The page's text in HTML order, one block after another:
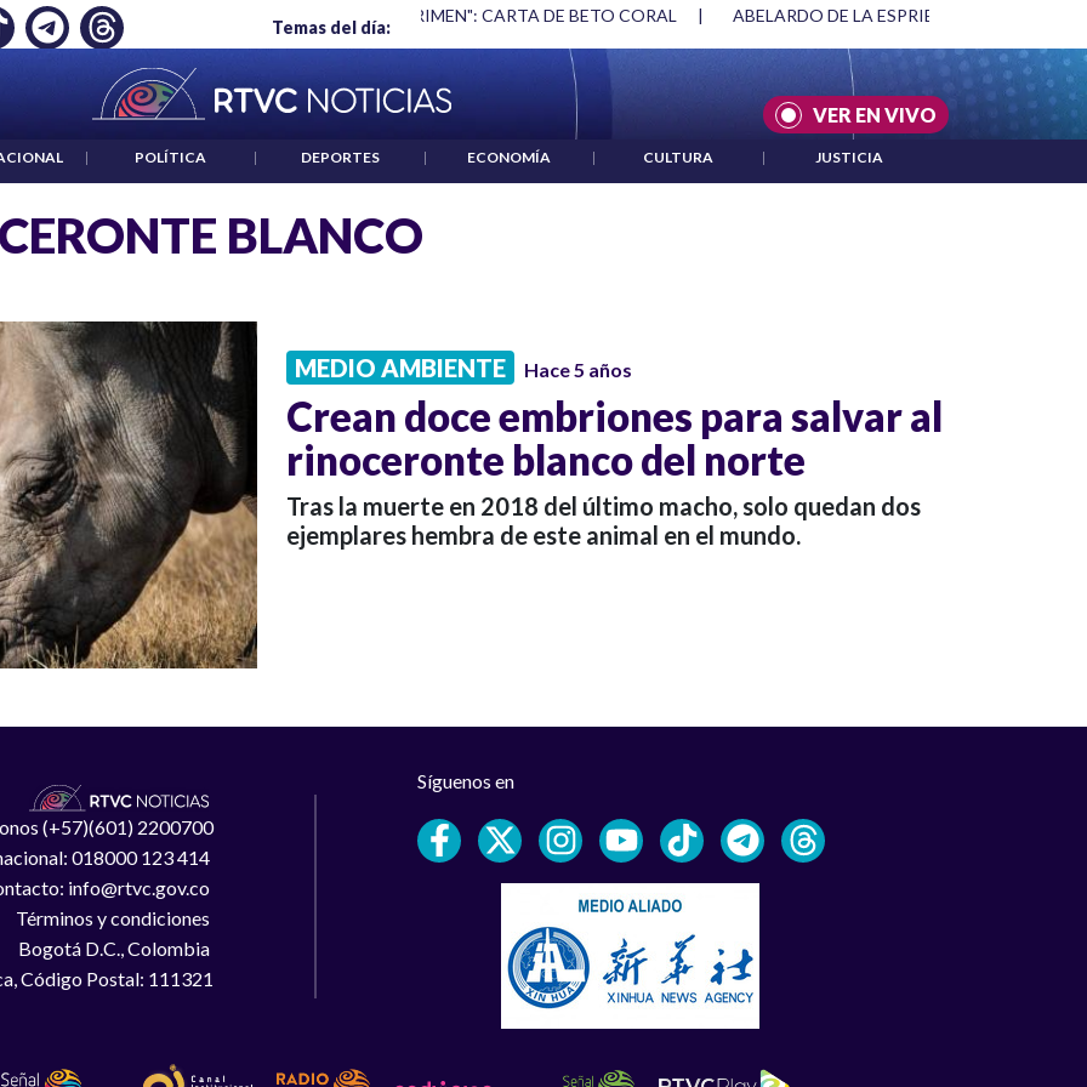
Temas del día:
EMPLEO: JP MORGAN "HABLAR NO ES UN CRIMEN": CARTA DE BETO CORAL | ABELARDO DE LA ESPRIELLA Y DMG
VER EN VIVO
| POLÍTICA | DEPORTES | ECONOMÍA | CULTURA | JUSTICIA
BLANCO
MEDIO AMBIENTE Hace 5 años
Crean doce embriones para salvar al
rinoceronte blanco del norte
Tras la muerte en 2018 del último macho, solo quedan dos
ejemplares hembra de este animal en el mundo.
(+57)(601) 2200700
018000 123 414
info@rtvc.gov.co
Términos y condiciones
Bogotá D.C., Colombia
Código Postal: 111321
Síguenos en